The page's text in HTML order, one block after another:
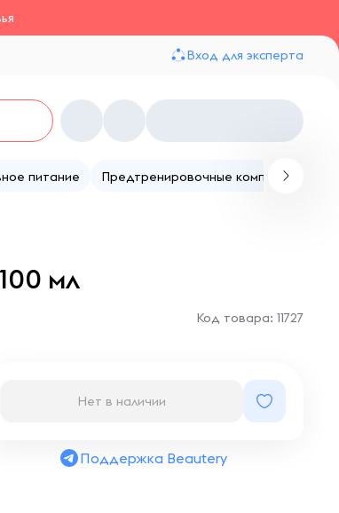
Вход для эксперта
питание Предтренировочные комплексы
мл
Код товара: 11727
Нет в наличии
Поддержка Beautery